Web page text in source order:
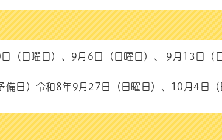
（日曜日）、9月6日（日曜日）、 9月13日（
備日）令和8年9月27日（日曜日）、10月4日（